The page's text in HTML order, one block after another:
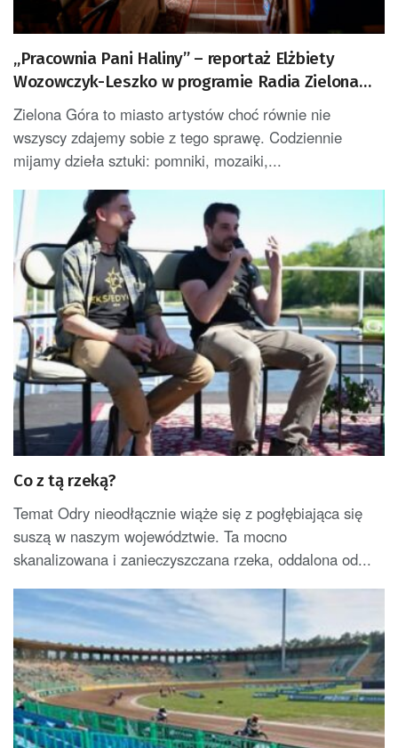
„Pracownia Pani Haliny” – reportaż Elżbiety
Wozowczyk-Leszko w programie Radia Zielona
Góra w czwartek po 18.00
Zielona Góra to miasto artystów choć równie nie
wszyscy zdajemy sobie z tego sprawę. Codziennie
mijamy dzieła sztuki: pomniki, mozaiki,...
Co z tą rzeką?
Temat Odry nieodłącznie wiąże się z pogłębiająca się
suszą w naszym województwie. Ta mocno
skanalizowana i zanieczyszczana rzeka, oddalona od...